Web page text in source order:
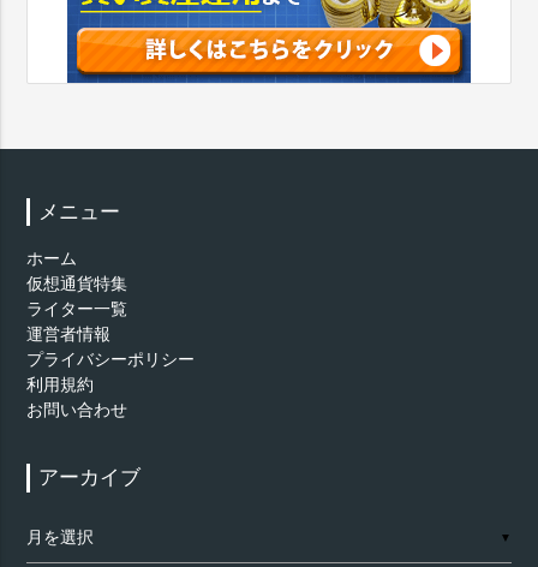
メニュー
ホーム
仮想通貨特集
ライター一覧
運営者情報
プライバシーポリシー
利用規約
お問い合わせ
アーカイブ
ー
▼